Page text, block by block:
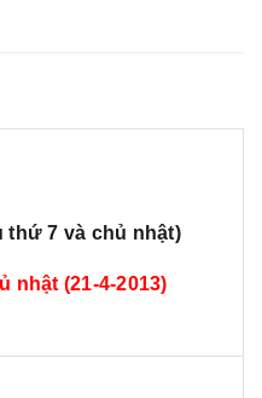
thứ 7 và chủ nhật)
nhật (21-4-2013)